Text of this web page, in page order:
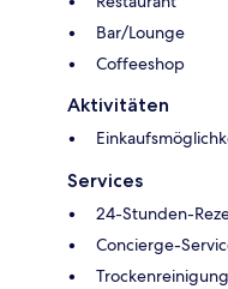
Bar/Lounge
Coffeeshop
Aktivitäten
Services
24-Stunden-
Concierge-